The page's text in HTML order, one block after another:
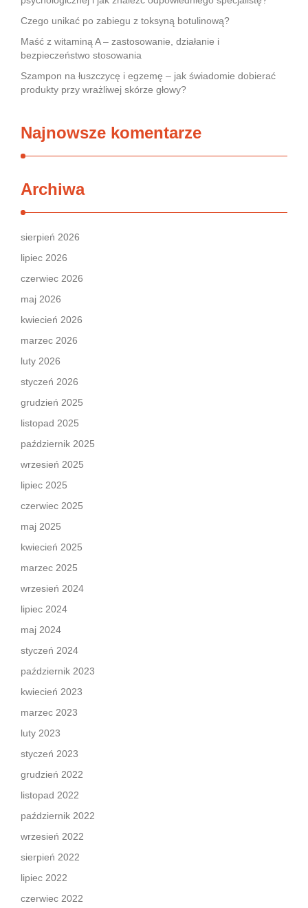
Czego unikać po zabiegu z toksyną botulinową?
Maść z witaminą A – zastosowanie, działanie i
bezpieczeństwo stosowania
Szampon na łuszczycę i egzemę – jak świadomie dobierać
produkty przy wrażliwej skórze głowy?
Najnowsze komentarze
Archiwa
sierpień 2026
lipiec 2026
czerwiec 2026
maj 2026
kwiecień 2026
marzec 2026
luty 2026
styczeń 2026
grudzień 2025
listopad 2025
październik 2025
wrzesień 2025
lipiec 2025
czerwiec 2025
maj 2025
kwiecień 2025
marzec 2025
wrzesień 2024
lipiec 2024
maj 2024
styczeń 2024
październik 2023
kwiecień 2023
marzec 2023
luty 2023
styczeń 2023
grudzień 2022
listopad 2022
październik 2022
wrzesień 2022
sierpień 2022
lipiec 2022
czerwiec 2022